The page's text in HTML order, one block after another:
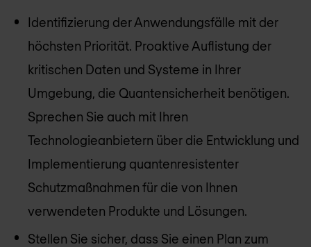
Identifizierung der Anwendungsfälle mit der
höchsten Priorität. Proaktive Auflistung der
kritischen Daten und Systeme in Ihrer
Umgebung, die Quantensicherheit benötigen.
Sprechen Sie auch mit Ihren
Technologieanbietern über die Entwicklung und
Implementierung quantenresistenter
Schutzmaßnahmen für die von Ihnen
verwendeten Produkte und Lösungen.
Stellen Sie sicher, dass Sie einen Plan zum